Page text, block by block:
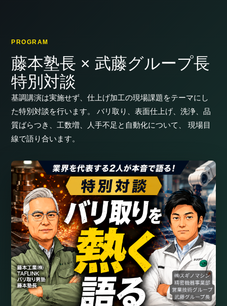
PROGRAM
藤本塾長 × 武藤グループ長
特別対談
基調講演は実施せず、仕上げ加工の現場課題をテーマにし
た特別対談を行います。 バリ取り、表面仕上げ、洗浄、品
質ばらつき、工数増、人手不足と自動化について、 現場目
線で語り合います。